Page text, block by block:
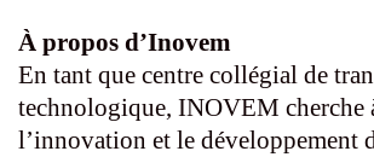
À propos d’Inovem
En tant que centre collégial de
technologique, INOVEM cherche
l’innovation et le développement